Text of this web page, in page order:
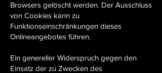
Browsers gelöscht werden. Der Ausschluss
von Cookies kann zu
Funktionseinschränkungen dieses
Onlineangebotes führen.
Ein genereller Widerspruch gegen den
Einsatz der zu Zwecken des